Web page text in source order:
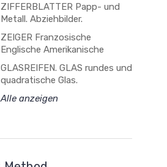
ZIFFERBLATTER Papp- und
Metall. Abziehbilder.
ZEIGER Franzosische
Englische Amerikanische
GLASREIFEN. GLAS rundes und
quadratische Glas.
Alle anzeigen